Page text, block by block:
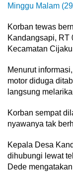
Minggu Malam
Korban tewas
Kandangsapi, RT
Kecamatan
Menurut
motor diduga
langsung
Korban sempat
nyawanya tak
Kepala Desa
dihubungi lewat
Dede